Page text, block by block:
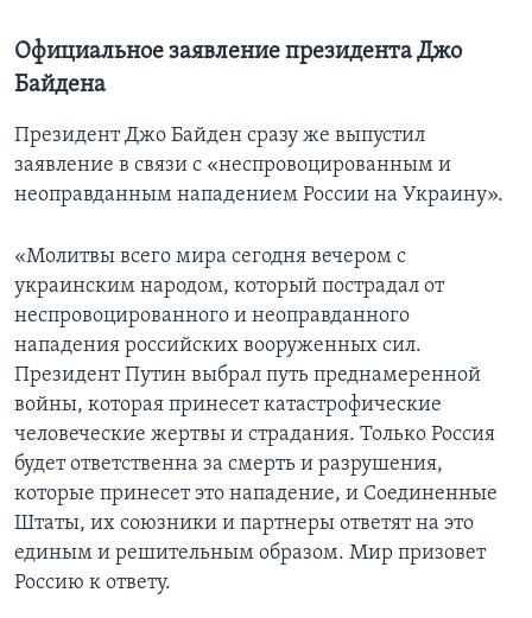
Официальное заявление президента Джо
Байдена
Президент Джо Байден сразу же выпустил
заявление в связи с «неспровоцированным и
неоправданным нападением России на Украину».
«Молитвы всего мира сегодня вечером с
украинским народом, который пострадал от
неспровоцированного и неоправданного
нападения российских вооруженных сил.
Президент Путин выбрал путь преднамеренной
войны, которая принесет катастрофические
человеческие жертвы и страдания. Только Россия
будет ответственна за смерть и разрушения,
которые принесет это нападение, и Соединенные
Штаты, их союзники и партнеры ответят на это
единым и решительным образом. Мир призовет
Россию к ответу.